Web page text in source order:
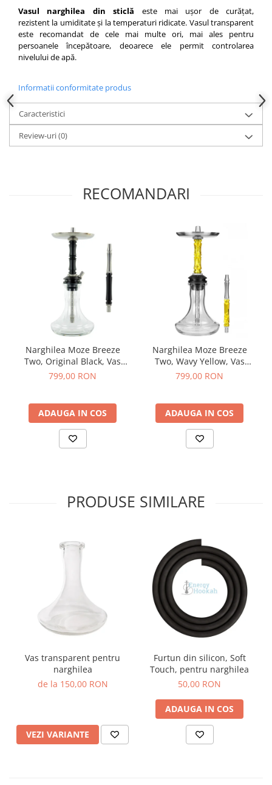
Vasul narghilea din sticlă este mai ușor de curățat,
rezistent la umiditate și la temperaturi ridicate. Vasul transparent
este recomandat de cele mai multe ori, mai ales pentru
persoanele începătoare, deoarece ele permit controlarea
nivelului de apă.
Informatii conformitate produs
Caracteristici
Review-uri(0)
RECOMANDARI
Narghilea Moze Breeze
Two, Original Black, Vas
Transparent
799,00 RON
ADAUGA IN COS
Narghilea Moze Breeze
Two, Wavy Yellow, Vas
Transparent
799,00 RON
ADAUGA IN COS
PRODUSE SIMILARE
Vas transparent pentru
narghilea
de la 150,00 RON
VEZI VARIANTE
Furtun din silicon, Soft
Touch, pentru narghilea
50,00 RON
ADAUGA IN COS